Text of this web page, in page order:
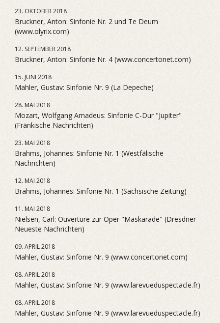
23. OKTOBER 2018
Bruckner, Anton: Sinfonie Nr. 2 und Te Deum
(www.olyrix.com)
12. SEPTEMBER 2018
Bruckner, Anton: Sinfonie Nr. 4 (www.concertonet.com)
15. JUNI 2018
Mahler, Gustav: Sinfonie Nr. 9 (La Depeche)
28. MAI 2018
Mozart, Wolfgang Amadeus: Sinfonie C-Dur "Jupiter"
(Fränkische Nachrichten)
23. MAI 2018
Brahms, Johannes: Sinfonie Nr. 1 (Westfälische
Nachrichten)
12. MAI 2018
Brahms, Johannes: Sinfonie Nr. 1 (Sächsische Zeitung)
11. MAI 2018
Nielsen, Carl: Ouverture zur Oper "Maskarade" (Dresdner
Neueste Nachrichten)
09. APRIL 2018
Mahler, Gustav: Sinfonie Nr. 9 (www.concertonet.com)
08. APRIL 2018
Mahler, Gustav: Sinfonie Nr. 9 (www.larevueduspectacle.fr)
08. APRIL 2018
Mahler, Gustav: Sinfonie Nr. 9 (www.larevueduspectacle.fr)